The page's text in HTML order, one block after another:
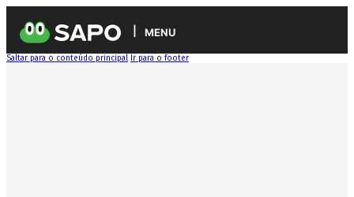
MENU
Saltar para o conteúdo principal Ir para o footer